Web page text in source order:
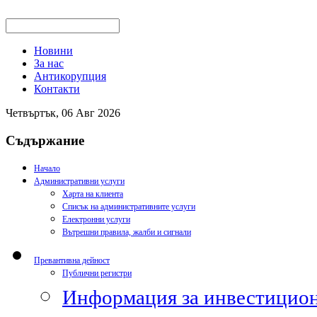
Новини
За нас
Антикорупция
Контакти
Четвъртък, 06 Авг 2026
Съдържание
Начало
Административни услуги
Харта на клиента
Списък на административните услуги
Електронни услуги
Вътрешни правила, жалби и сигнали
Превантивна дейност
Публични регистри
Информация за